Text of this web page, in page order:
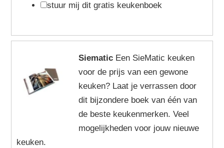
stuur mij dit gratis keukenboek
Siematic Een SieMatic keuken
voor de prijs van een gewone
keuken? Laat je verrassen door
dit bijzondere boek van één van
de beste keukenmerken. Veel
mogelijkheden voor jouw nieuwe
keuken.